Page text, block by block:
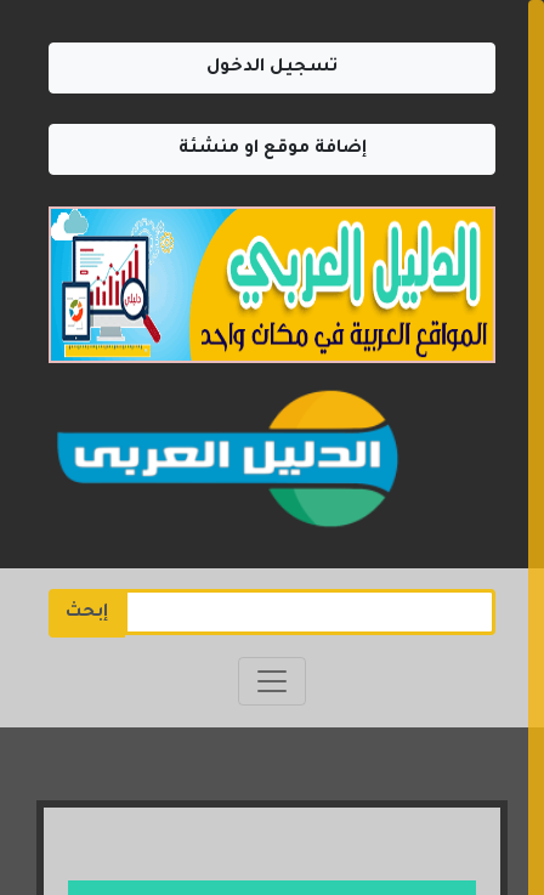
تسجيل الدخول
إضافة موقع او منشئة
إبحث